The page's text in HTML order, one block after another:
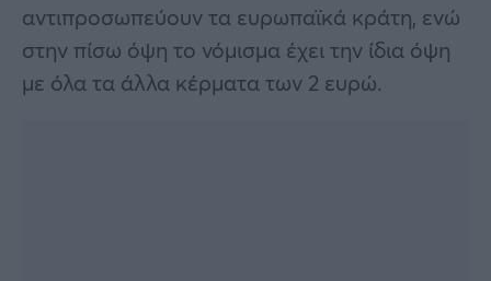
αντιπροσωπεύουν τα ευρωπαϊκά κράτη, ενώ
στην πίσω όψη το νόμισμα έχει την ίδια όψη
με όλα τα άλλα κέρματα των 2 ευρώ.